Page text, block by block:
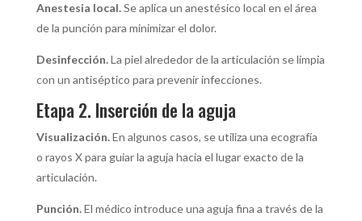
Anestesia local.Se aplica un anestésico local en el área
de la punción para minimizar el dolor.
Desinfección.La piel alrededor de la articulación se limpia
con un antiséptico para prevenir infecciones.
Etapa 2. Inserción de la aguja
Visualización.En algunos casos, se utiliza una ecografía
o rayos X para guiar la aguja hacia el lugar exacto de la
articulación.
Punción.El médico introduce una aguja fina a través de la